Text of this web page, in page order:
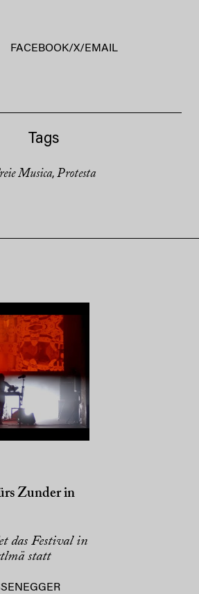
FACEBOOK/X/ EMAIL
Tags
Musica, Protesta
Zunder in
das Festival in
statt